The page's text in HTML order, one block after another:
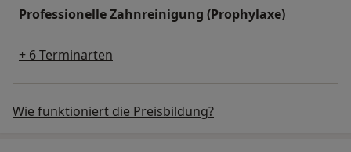
Professionelle Zahnreinigung (Prophylaxe)
+ 6 Terminarten
Wie funktioniert die Preisbildung?